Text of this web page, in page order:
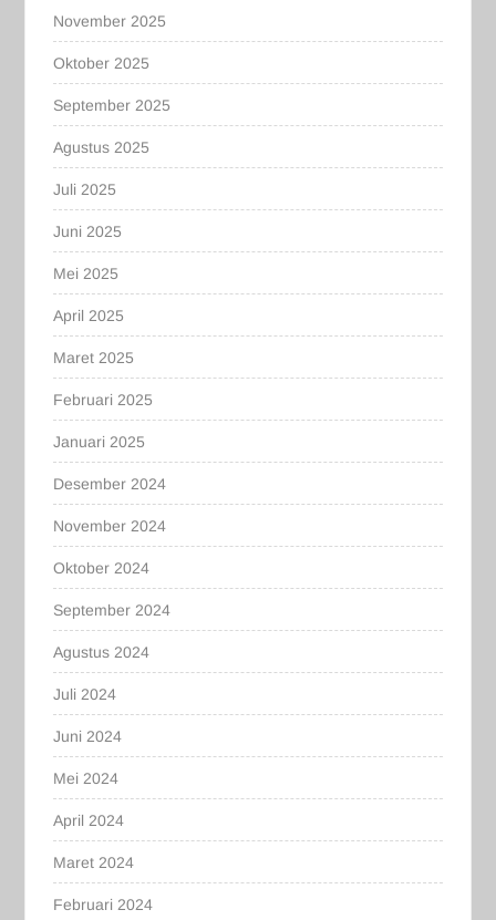
November 2025
Oktober 2025
September 2025
Agustus 2025
Juli 2025
Juni 2025
Mei 2025
April 2025
Maret 2025
Februari 2025
Januari 2025
Desember 2024
November 2024
Oktober 2024
September 2024
Agustus 2024
Juli 2024
Juni 2024
Mei 2024
April 2024
Maret 2024
Februari 2024